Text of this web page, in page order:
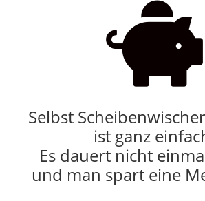

Selbst
ist ganz
Es dauert nicht
und man spart eine